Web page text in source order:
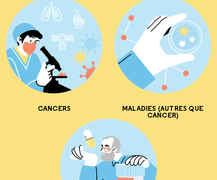
CANCERS MALADIES (AUTRES QUE
CANCER)